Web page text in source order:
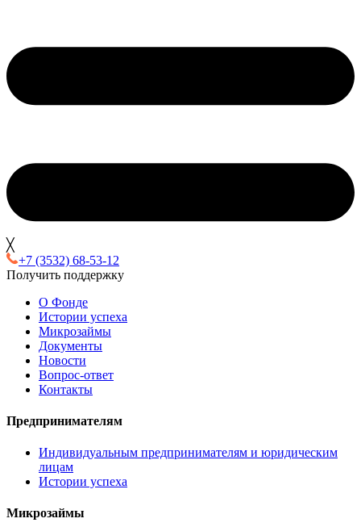
╳
+7 (3532) 68-53-12
Получить поддержку
О Фонде
Истории успеха
Микрозаймы
Документы
Новости
Вопрос-ответ
Контакты
Предпринимателям
Индивидуальным предпринимателям и юридическим
лицам
Истории успеха
Микрозаймы